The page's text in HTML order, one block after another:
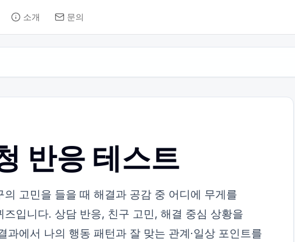
소개 문의
반응 테스트
고민을 들을 때 해결과 공감 중 어디에 무게를
입니다. 상담 반응, 친구 고민, 해결 중심 상황을
과에서 나의 행동 패턴과 잘 맞는 관계·일상 포인트를